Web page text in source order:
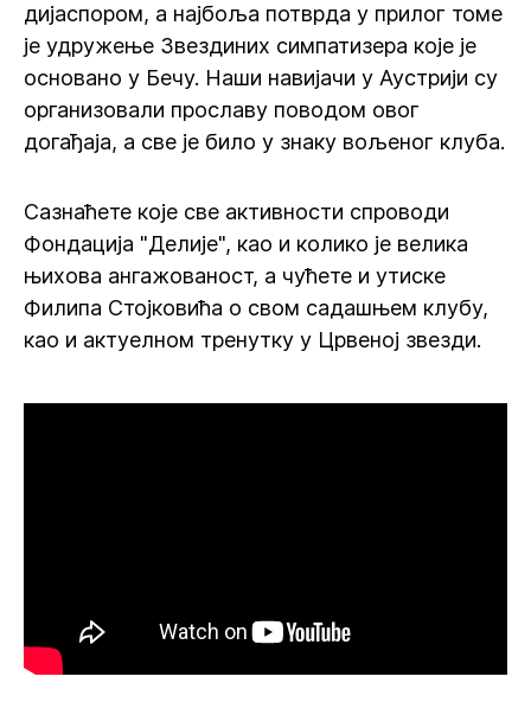
дијаспором, а најбоља потврда у прилог томе
је удружење Звездиних симпатизера које је
основано у Бечу. Наши навијачи у Аустрији су
организовали прославу поводом овог
догађаја, а све је било у знаку вољеног клуба.
Сазнаћете које све активности спроводи
Фондација "Делије", као и колико је велика
њихова ангажованост, а чућете и утиске
Филипа Стојковића о свом садашњем клубу,
као и актуелном тренутку у Црвеној звезди.